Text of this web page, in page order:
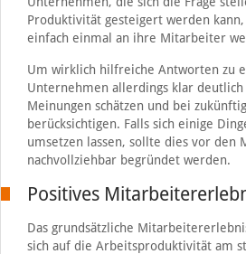
Produktivität gesteigert werden
einfach einmal an ihre Mitarbeiter
Um wirklich hilfreiche Antworten zu
Unternehmen allerdings klar deutlich
Meinungen schätzen und bei
berücksichtigen. Falls sich einige
umsetzen lassen, sollte dies vor
nachvollziehbar begründet werden.
Positives
Das grundsätzliche
sich auf die Arbeitsproduktivität am